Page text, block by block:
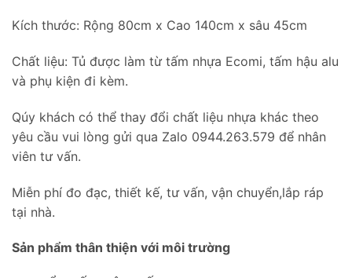
Kích thước: Rộng 80cm x Cao 140cm x sâu 45cm
Chất liệu: Tủ được làm từ tấm nhựa Ecomi, tấm hậu alu
và phụ kiện đi kèm.
Qúy khách có thể thay đổi chất liệu nhựa khác theo
yêu cầu vui lòng gửi qua Zalo 0944.263.579 để nhân
viên tư vấn.
Miễn phí đo đạc, thiết kế, tư vấn, vận chuyển,lắp ráp
tại nhà.
Sản phẩm thân thiện với môi trường